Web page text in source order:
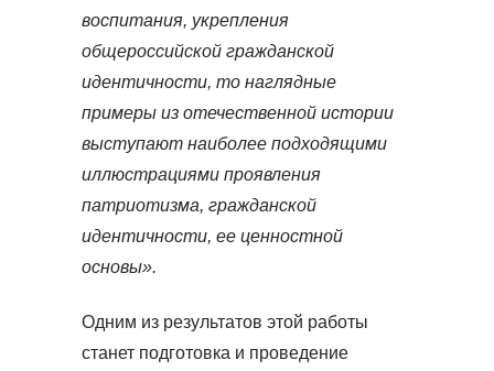
воспитания, укрепления
общероссийской гражданской
идентичности, то наглядные
примеры из отечественной истории
выступают наиболее подходящими
иллюстрациями проявления
патриотизма, гражданской
идентичности, ее ценностной
основы».
Одним из результатов этой работы
станет подготовка и проведение